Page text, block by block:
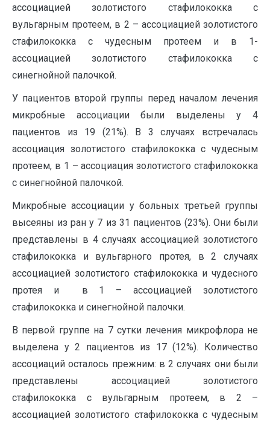
ассоциацией золотистого стафилококка с
вульгарным протеем, в 2 – ассоциацией золотистого
стафилококка с чудесным протеем и в 1-
ассоциацией золотистого стафилококка с
синегнойной палочкой.
У пациентов второй группы перед началом лечения
микробные ассоциации были выделены у 4
пациентов из 19 (21%). В 3 случаях встречалась
ассоциация золотистого стафилококка с чудесным
протеем, в 1 – ассоциация золотистого стафилококка
с синегнойной палочкой.
Микробные ассоциации у больных третьей группы
высеяны из ран у 7 из 31 пациентов (23%). Они были
представлены в 4 случаях ассоциацией золотистого
стафилококка и вульгарного протея, в 2 случаях
ассоциацией золотистого стафилококка и чудесного
протея и в 1 – ассоциацией золотистого
стафилококка и синегнойной палочки.
В первой группе на 7 сутки лечения микрофлора не
выделена у 2 пациентов из 17 (12%). Количество
ассоциаций осталось прежним: в 2 случаях они были
представлены ассоциацией золотистого
стафилококка с вульгарным протеем, в 2 –
ассоциацией золотистого стафилококка с чудесным